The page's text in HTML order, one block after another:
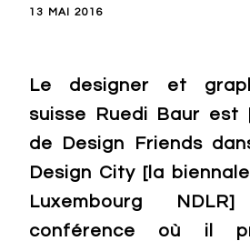
13 MAI 2016
Le designer et
suisse Ruedi Baur est
de Design Friends
Design City [la
Luxembourg
conférence où il